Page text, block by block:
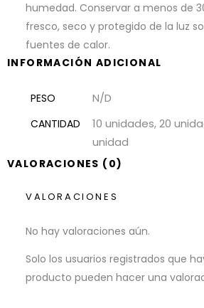
humedad. Conservar a menos de
fresco, seco y protegido de la luz
fuentes de calor.
INFORMACIÓN ADICIONAL
PESO N/D
CANTIDAD
10 unidades, 20
unidad
VALORACIONES (0)
VALORACIONES
No hay valoraciones aún.
Solo los usuarios registrados que
producto pueden hacer una